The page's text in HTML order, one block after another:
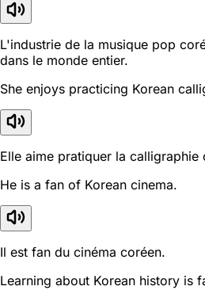
L'industrie de la musique pop
dans le monde entier.
She enjoys practicing Korean
Elle aime pratiquer la calligraphie
He is a fan of Korean cinema.
Il est fan du cinéma coréen.
Learning about Korean history is